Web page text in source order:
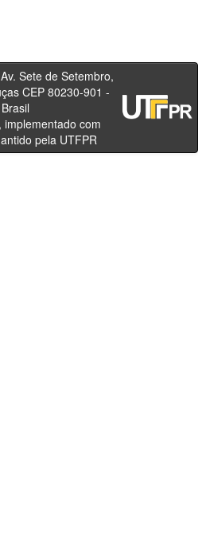
de Setembro,
CEP 80230-901 -
PR - Brasil
implementado com
pela UTFPR